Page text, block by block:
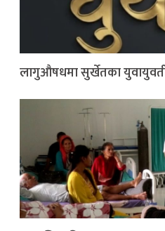
लागुऔषधमा सुर्खेतका